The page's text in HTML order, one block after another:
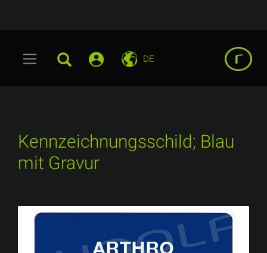
DE
Kennzeichnungsschild; Blau
mit Gravur